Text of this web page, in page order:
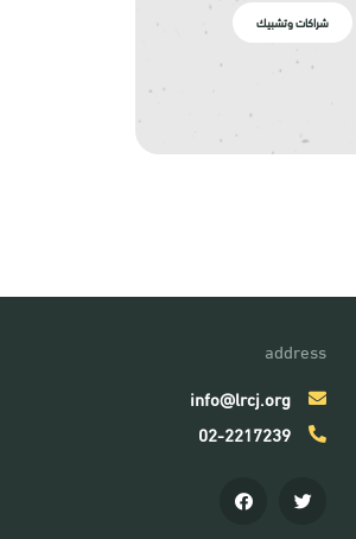
شراكات وتشبيك
address
info@lrcj.org
02-2217239